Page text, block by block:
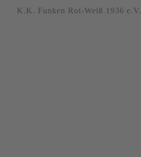
K.K. Funken Rot-Weiß 1936 e.V.